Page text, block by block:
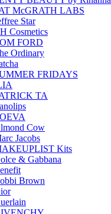
McGRATH LABS
Star
Cosmetics
FORD
Ordinary
FRIDAYS
TA
Cow
Jacobs
Kits
& Gabbana
Brown